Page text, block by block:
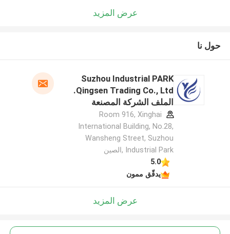
عرض المزيد
حول نا
Suzhou Industrial PARK
Qingsen Trading Co., Ltd.
الملف الشركة المصنعة
Room 916, Xinghai
International Building, No.28,
Wansheng Street, Suzhou
Industrial Park ,الصين
5.0
يدقّق ممون
عرض المزيد